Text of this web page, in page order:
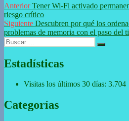
Navegación
de
entradas
Anterior Entrada
anterior:
Tener Wi-Fi activado
riesgo crítico
Siguiente Entrada
siguiente:
Descubren por qué los
problemas de memoria con el paso del
Buscar
por:
Buscar
Estadísticas
Visitas los últimos 30 días: 3.704
Categorías